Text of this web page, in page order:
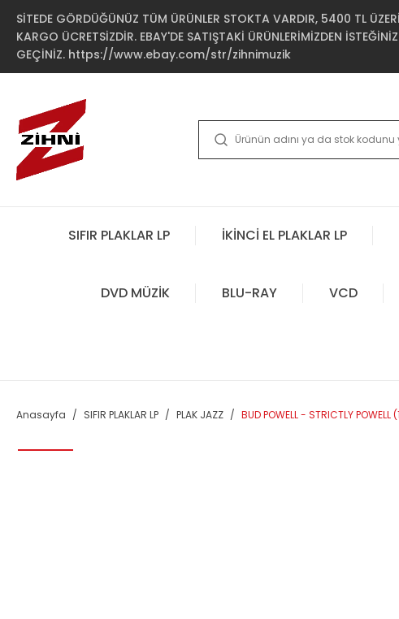
SİTEDE GÖRDÜĞÜNÜZ TÜM ÜRÜNLER STOKTA VARDIR, 5400 TL ÜZERİ
KARGO ÜCRETSİZDİR. EBAY'DE SATIŞTAKİ ÜRÜNLERİMİZDEN
GEÇİNİZ. https://www.ebay.com/str/zihnimuzik
SIFIR PLAKLAR LP İKİNCİ EL PLAKLAR LP
DVD MÜZİK BLU-RAY VCD
Anasayfa SIFIR PLAKLAR LP PLAK JAZZ BUD POWELL - STRICTLY POWELL